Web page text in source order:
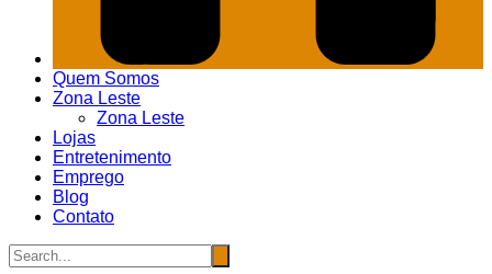
Quem Somos
Zona Leste
Zona Leste
Lojas
Entretenimento
Emprego
Blog
Contato